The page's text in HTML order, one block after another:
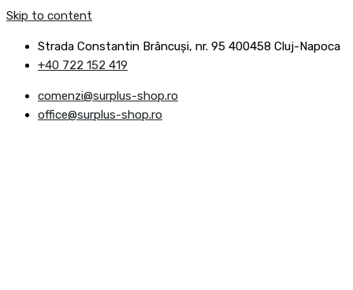
Skip to content
Strada Constantin Brâncuşi, nr. 95 400458 Cluj-Napoca
+40 722 152 419
comenzi@surplus-shop.ro
office@surplus-shop.ro